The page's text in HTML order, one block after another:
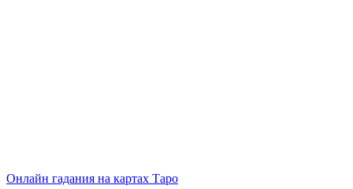
Онлайн гадания на картах Таро